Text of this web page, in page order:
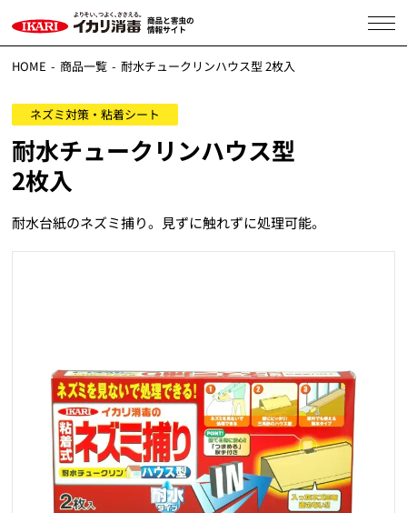
HOME 商品一覧 耐水チュークリンハウス型 2枚入
ネズミ対策・粘着シート
耐水チュークリンハウス型
2枚入
耐水台紙のネズミ捕り。見ずに触れずに処理可能。